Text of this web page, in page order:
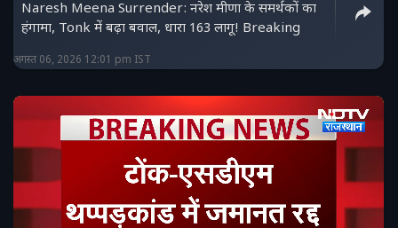
Naresh Meena Surrender: नरेश मीणा के समर्थकों का
हंगामा, Tonk में बढ़ा बवाल, धारा 163 लागू! Breaking
अगस्त 06, 2026 12:01 pm IST